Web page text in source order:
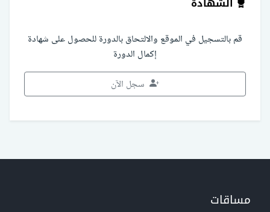
قم بالتسجيل في الموقع والالتحاق بالدورة للحصول على شهادة
إكمال الدورة
سجل الآن
مساقات